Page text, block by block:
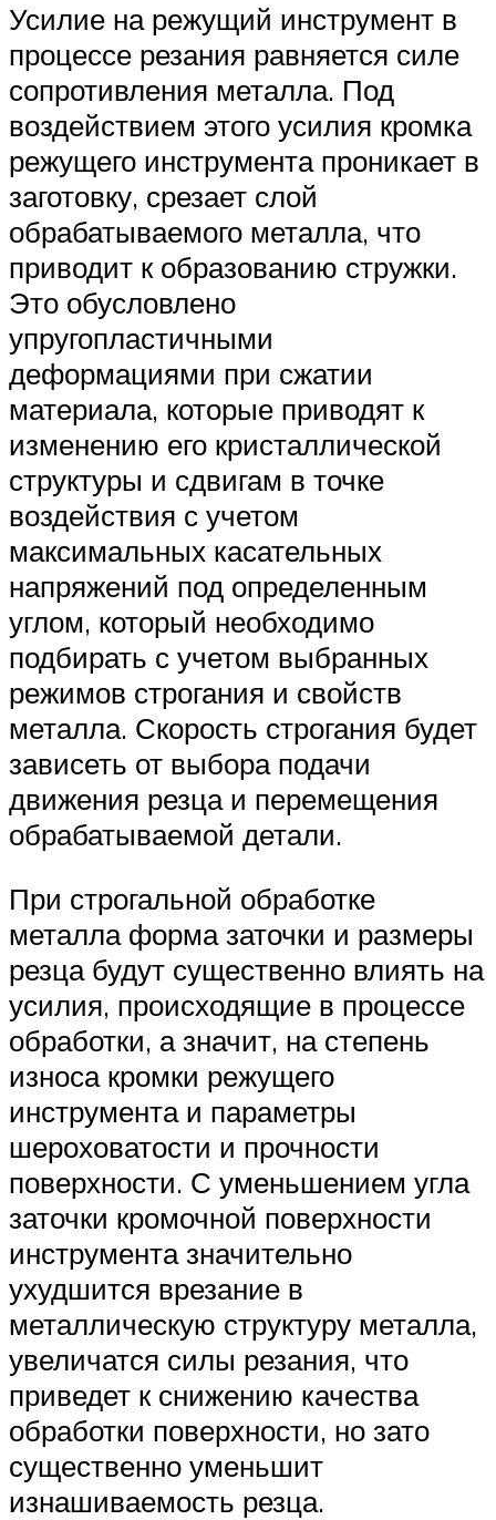
Усилие на режущий инструмент в
процессе резания равняется силе
сопротивления металла. Под
воздействием этого усилия кромка
режущего инструмента проникает в
заготовку, срезает слой
обрабатываемого металла, что
приводит к образованию стружки.
Это обусловлено
упругопластичными
деформациями при сжатии
материала, которые приводят к
изменению его кристаллической
структуры и сдвигам в точке
воздействия с учетом
максимальных касательных
напряжений под определенным
углом, который необходимо
подбирать с учетом выбранных
режимов строгания и свойств
металла. Скорость строгания будет
зависеть от выбора подачи
движения резца и перемещения
обрабатываемой детали.
При строгальной обработке
металла форма заточки и размеры
резца будут существенно влиять на
усилия, происходящие в процессе
обработки, а значит, на степень
износа кромки режущего
инструмента и параметры
шероховатости и прочности
поверхности. С уменьшением угла
заточки кромочной поверхности
инструмента значительно
ухудшится врезание в
металлическую структуру металла,
увеличатся силы резания, что
приведет к снижению качества
обработки поверхности, но зато
существенно уменьшит
изнашиваемость резца.